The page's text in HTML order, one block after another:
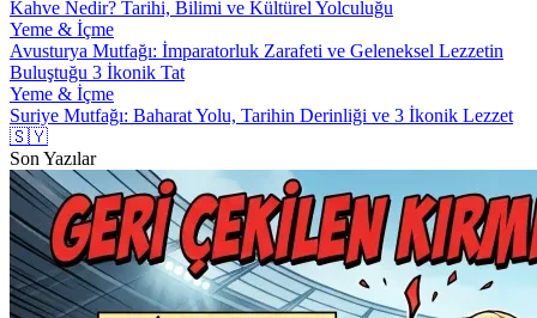
Kahve Nedir? Tarihi, Bilimi ve Kültürel Yolculuğu
Yeme & İçme
Avusturya Mutfağı: İmparatorluk Zarafeti ve Geleneksel Lezzetin
Buluştuğu 3 İkonik Tat
Yeme & İçme
Suriye Mutfağı: Baharat Yolu, Tarihin Derinliği ve 3 İkonik Lezzet
🇸🇾
Son Yazılar